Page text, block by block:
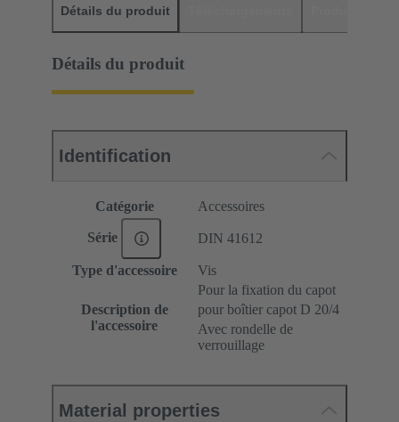
Détails du produit
Détails du produit
Identification
Catégorie Accessoires
Série DIN 41612
Type d'accessoire Vis
Description de
l'accessoire
Pour la fixation du capot
pour boîtier capot D 20/4
Avec rondelle de
verrouillage
Material properties